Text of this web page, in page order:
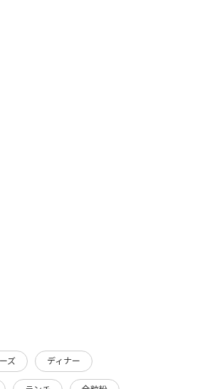
ズ ディナー